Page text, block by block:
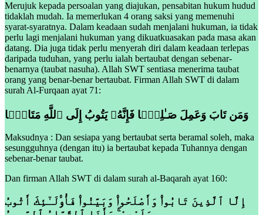
Merujuk kepada persoalan yang diajukan, pensabitan hukum hudud
tidaklah mudah. Ia memerlukan 4 orang saksi yang memenuhi
syarat-syaratnya. Dalam keadaan sudah menjalani hukuman, ia tidak
perlu lagi menjalani hukuman yang dikuatkuasakan pada masa akan
datang. Dia juga tidak perlu menyerah diri dalam keadaan terlepas
daripada tuduhan, yang perlu ialah bertaubat dengan sebenar-
benarnya (taubat nasuha). Allah SWT sentiasa menerima taubat
orang yang benar-benar bertaubat. Firman Allah SWT di dalam
surah Al-Furqaan ayat 71:
وَمَن تَابَ وَعَمِلَ صَـٰلِحًۭا فَإِنَّهُۥ يَتُوبُ إِلَى ٱللَّهِ مَتَابًۭا
Maksudnya : Dan sesiapa yang bertaubat serta beramal soleh, maka
sesungguhnya (dengan itu) ia bertaubat kepada Tuhannya dengan
sebenar-benar taubat.
Dan firman Allah SWT di dalam surah al-Baqarah ayat 160:
إِلَّا ٱلَّذِينَ تَابُوا۟ وَأَصْلَحُوا۟ وَبَيَّنُوا۟ فَأُو۟لَـٰٓئِكَ أَتُوبُ